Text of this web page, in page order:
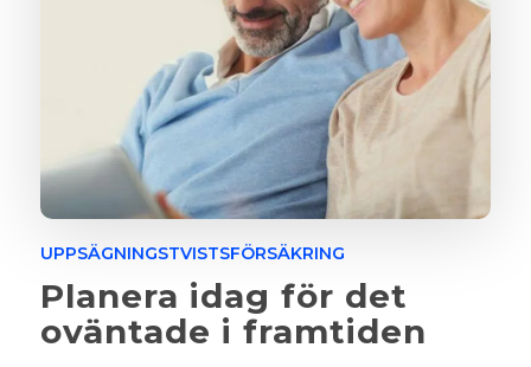
UPPSÄGNINGSTVISTSFÖRSÄKRING
Planera idag för det
oväntade i framtiden